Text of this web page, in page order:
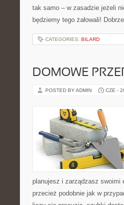
tak samo – w zasadzie jeżeli
będziemy tego żałowali!
CATEGORIES: BILARD
DOMOWE
POSTED BY ADMIN CZE -
planujesz i zarządzasz swoimi
przecież podobnie jak w